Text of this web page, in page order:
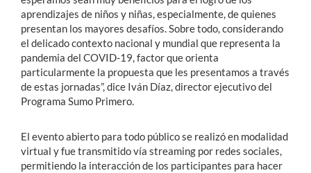
aprendizajes de niños y niñas, especialmente, de quienes
presentan los mayores desafíos. Sobre todo, considerando
el delicado contexto nacional y mundial que representa la
pandemia del COVID-19, factor que orienta
particularmente la propuesta que les presentamos a través
de estas jornadas”, dice Iván Díaz, director ejecutivo del
Programa Sumo Primero.
El evento abierto para todo público se realizó en modalidad
virtual y fue transmitido vía streaming por redes sociales,
permitiendo la interacción de los participantes para hacer